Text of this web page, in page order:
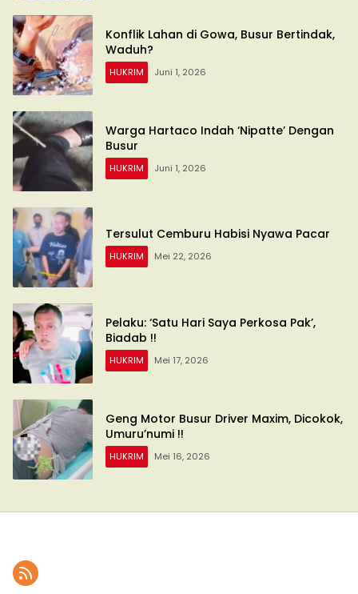
Konflik Lahan di Gowa, Busur Bertindak,
Waduh?
HUKRIM Juni 1, 2026
Warga Hartaco Indah ‘Nipatte’ Dengan
Busur
HUKRIM Juni 1, 2026
Tersulut Cemburu Habisi Nyawa Pacar
HUKRIM Mei 22, 2026
Pelaku: ‘Satu Hari Saya Perkosa Pak’,
Biadab !!
HUKRIM Mei 17, 2026
Geng Motor Busur Driver Maxim, Dicokok,
Umuru’numi !!
HUKRIM Mei 16, 2026